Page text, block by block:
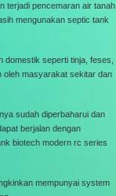
terjadi pencemaran air tanah
mengunakan septic tank
domestik seperti tinja, feses,
oleh masyarakat sekitar dan
sudah diperbaharui dan
berjalan dengan
biotech modern rc series
mempunyai system